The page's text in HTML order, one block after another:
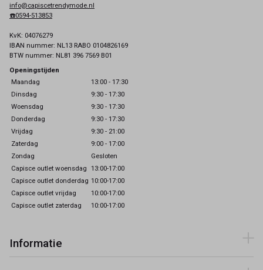
info@capiscetrendymode.nl
☎️0594-513853
KvK: 04076279
IBAN nummer: NL13 RABO 0104826169
BTW nummer: NL81 396 7569 B01
Openingstijden
Maandag
13:00 - 17:30
Dinsdag
9:30 - 17:30
Woensdag
9:30 - 17:30
Donderdag
9:30 - 17:30
Vrijdag
9:30 - 21:00
Zaterdag
9:00 - 17:00
Zondag
Gesloten
Capisce outlet woensdag 13:00-17:00
Capisce outlet donderdag 10:00-17:00
Capisce outlet vrijdag
10:00-17:00
Capisce outlet zaterdag
10:00-17:00
Informatie